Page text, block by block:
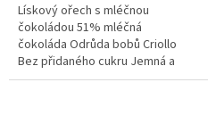
Lískový ořech s mléčnou
čokoládou 51% mléčná
čokoláda Odrůda bobů Criollo
Bez přidaného cukru Jemná a
krémová Kdo preferuje